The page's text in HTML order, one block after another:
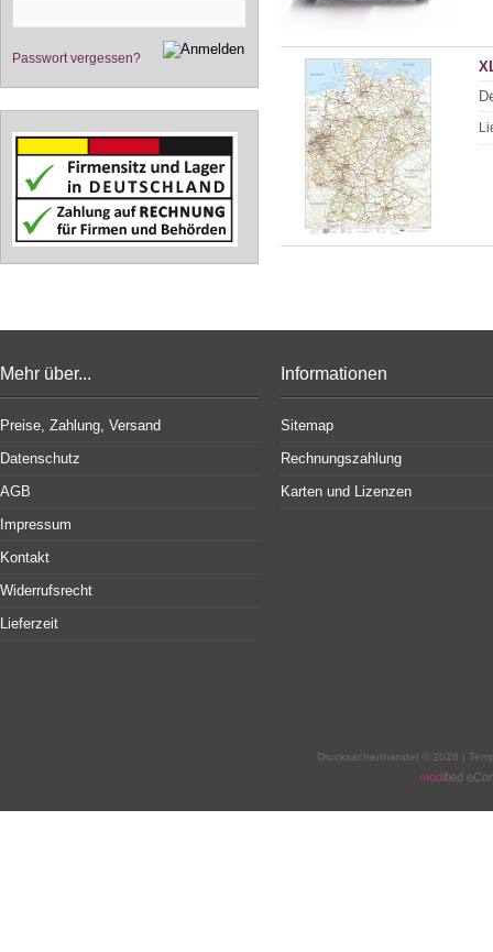
Passwort vergessen?
Mehr über...
Preise, Zahlung, Versand
Datenschutz
AGB
Impressum
Kontakt
Widerrufsrecht
Lieferzeit
Informationen
Sitemap
Rechnungszahlung
Karten und Lizenzen
Drucksachenhandel © 2026 |
modified